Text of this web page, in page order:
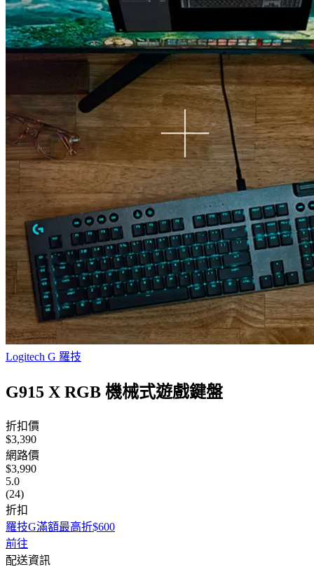
Logitech G 羅技
G915 X RGB 機械式遊戲鍵盤
折扣價
$3,390
網路價
$3,990
5.0
(24)
折扣
羅技G滿額最高折$600
前往
配送資訊